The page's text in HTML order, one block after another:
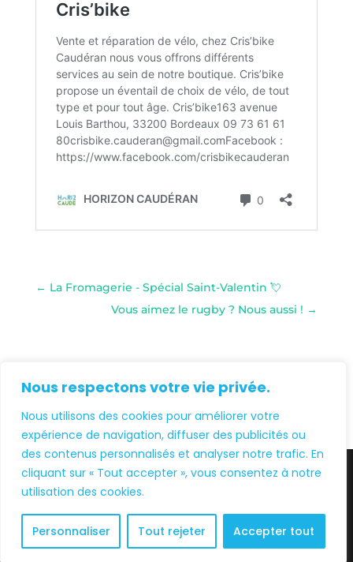
Nous respectons votre vie privée.
Nous utilisons des cookies pour améliorer votre
expérience de navigation, diffuser des publicités ou
des contenus personnalisés et analyser notre trafic. En
cliquant sur « Tout accepter », vous consentez à notre
utilisation des cookies.
Personnaliser Tout rejeter Accepter tout
← La Fromagerie - Spécial Saint-Valentin 💘
Vous aimez le rugby ? Nous aussi ! →
© 2026 - HORIZON CAUDÉRAN -
LÉGALES- Site réalisé & propulsé par
POULPEMEDIA